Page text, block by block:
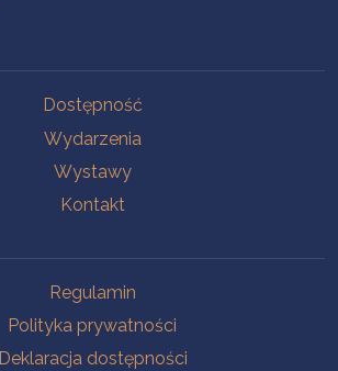
Dostępność
Wydarzenia
Wystawy
Kontakt
Regulamin
Polityka prywatności
Deklaracja dostępności